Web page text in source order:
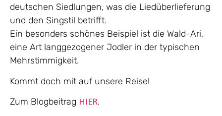
deutschen Siedlungen, was die Liedüberlieferung
und den Singstil betrifft.
Ein besonders schönes Beispiel ist die Wald-Ari,
eine Art langgezogener Jodler in der typischen
Mehrstimmigkeit.
Kommt doch mit auf unsere Reise!
Zum Blogbeitrag HIER.